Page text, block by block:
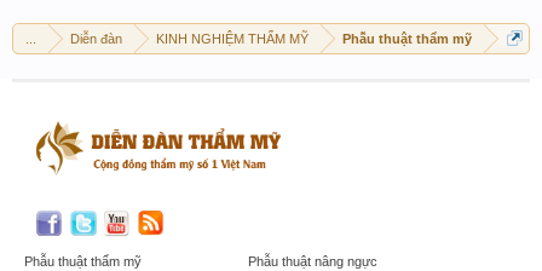
Diễn đàn KINH NGHIỆM THẨM MỸ Phẫu thuật thẩm mỹ
Phẫu thuật thẩm mỹ
Phẫu thuật nâng ngực